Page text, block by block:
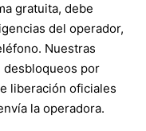
gratuita, debe
del operador,
Nuestras
desbloqueos por
liberación oficiales
la operadora.